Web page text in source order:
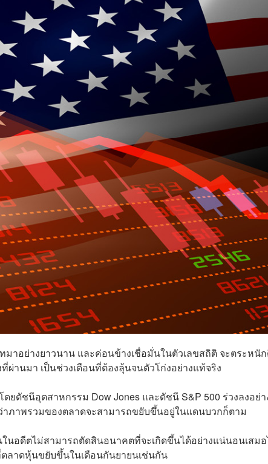
าอย่างยาวนาน และค่อนข้างเชื่อมั่นในตัวเลขสถิติ จะตระหนั
านมา เป็นช่วงเดือนที่ต้องลุ้นจนตัวโก่งอย่างแท้จริง
ยดัชนีอุตสาหกรรม Dow Jones และดัชนี S&P 500 ร่วงลงอย่า
าภาพรวมของตลาดจะสามารถขยับขึ้นอยู่ในแดนบวกก็ตาม
นอดีตไม่สามารถตัดสินอนาคตที่จะเกิดขึ้นได้อย่างแน่นอนเสม
ลาดหุ้นขยับขึ้นในเดือนกันยายนเช่นกัน